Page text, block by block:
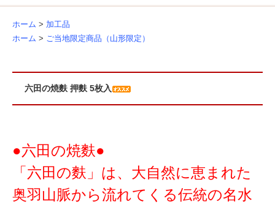
ホーム > 加工品
ホーム > ご当地限定商品（山形限定）
六田の焼麩 押麩 5枚入
●六田の焼麩●
「六田の麩」は、大自然に恵まれた
奥羽山脈から流れてくる伝統の名水